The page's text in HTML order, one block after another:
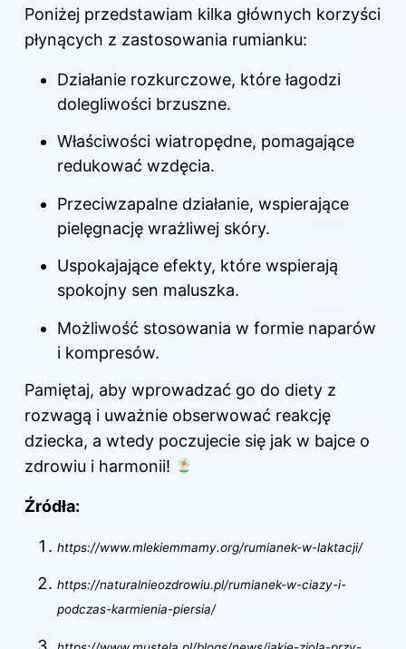
Poniżej przedstawiam kilka głównych korzyści
płynących z zastosowania rumianku:
Działanie rozkurczowe, które łagodzi
dolegliwości brzuszne.
Właściwości wiatropędne, pomagające
redukować wzdęcia.
Przeciwzapalne działanie, wspierające
pielęgnację wrażliwej skóry.
Uspokajające efekty, które wspierają
spokojny sen maluszka.
Możliwość stosowania w formie naparów
i kompresów.
Pamiętaj, aby wprowadzać go do diety z
rozwagą i uważnie obserwować reakcję
dziecka, a wtedy poczujecie się jak w bajce o
zdrowiu i harmonii!
Źródła:
https://www.mlekiemmamy.org/rumianek-w-laktacji/
https://naturalnieozdrowiu.pl/rumianek-w-ciazy-i-
podczas-karmienia-piersia/